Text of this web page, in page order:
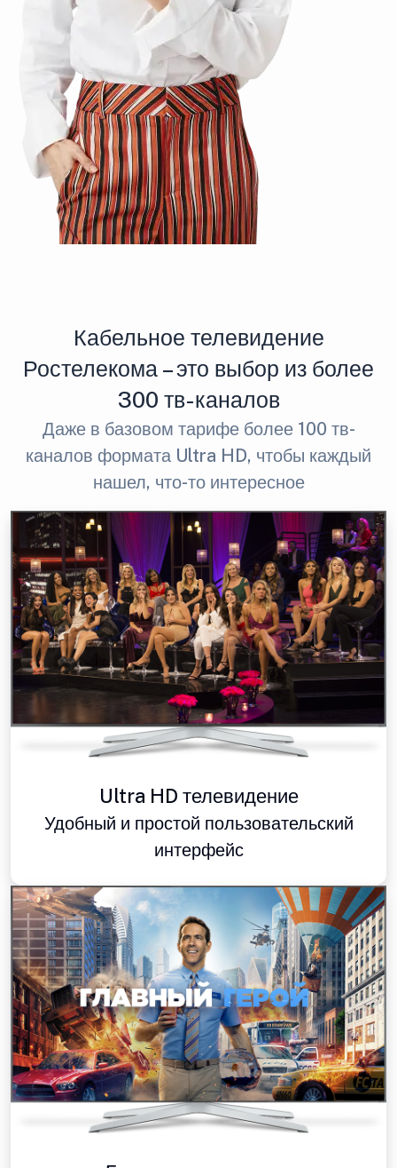
Кабельное телевидение
Ростелекома – это выбор из более
300 тв-каналов
Даже в базовом тарифе более 100 тв-
каналов формата Ultra HD, чтобы каждый
нашел, что-то интересное
Ultra HD телевидение
Удобный и простой пользовательский
интерфейс